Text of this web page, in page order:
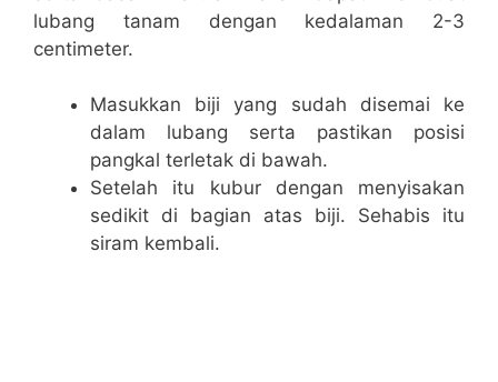
lubang tanam dengan kedalaman 2-3
centimeter.
Masukkan biji yang sudah disemai ke
dalam lubang serta pastikan posisi
pangkal terletak di bawah.
Setelah itu kubur dengan menyisakan
sedikit di bagian atas biji. Sehabis itu
siram kembali.